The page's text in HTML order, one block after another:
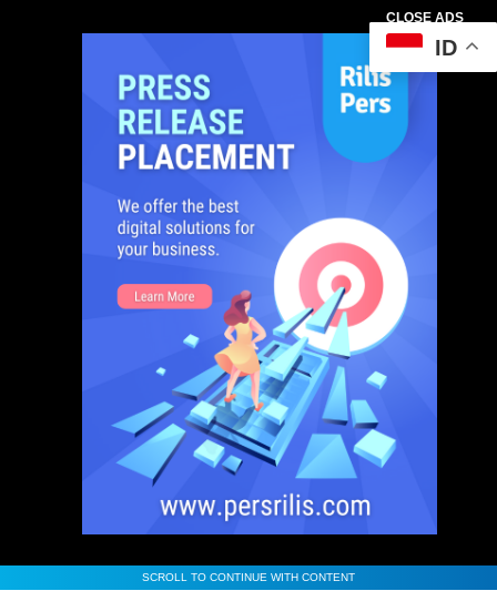
CLOSE ADS
SCROLL TO CONTINUE WITH CONTENT
ID